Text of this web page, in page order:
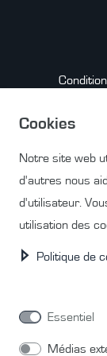
Cookies
Notre site web
d'autres nous
d'utilisateur.
utilisation des
Politique de
Essentiel
Médias